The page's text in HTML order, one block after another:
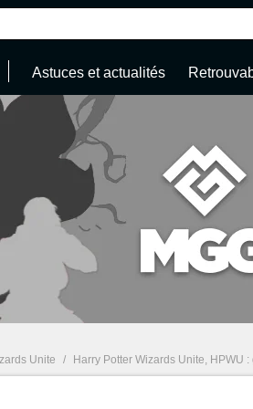
Astuces et actualités
Unite / Harry Potter Wizards Unite, HPWU :